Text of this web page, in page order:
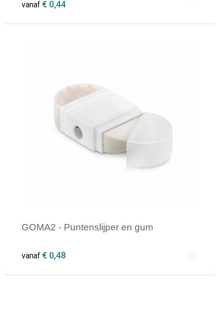
vanaf € 0,44
GOMA2 - Puntenslijper en gum
vanaf € 0,48